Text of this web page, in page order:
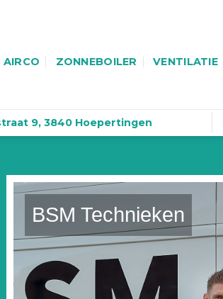
AIRCO ZONNEBOILER VENTILATIE
9, 3840 Hoepertingen
BSM Technieken